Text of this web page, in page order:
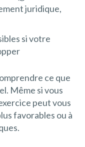
juridique,
si votre
ce que
Même si vous
peut vous
favorables ou à